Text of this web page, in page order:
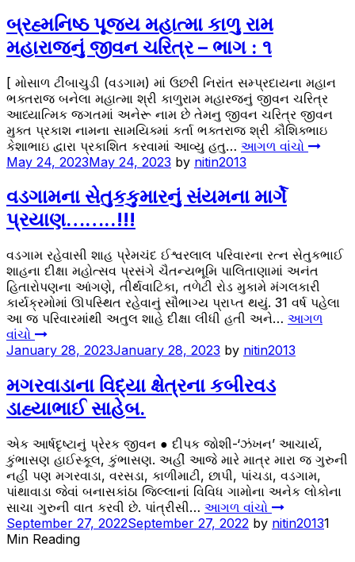
બ્રહ્મનિષ્ઠ પૂજ્ય મહાત્મા કાળુ રામ
મહારાજનું જીવન ચરિત્ર – ભાગ : ૧
[ મોસાળ ટીંબાચુડી (વડગામ) માં ઉછરી નિરાંત સમ્પ્રદાયના મહાન
ભક્તરાજ બનેલા મહાત્મા શ્રી કાળુરામ મહારજનું જીવન ચરિત્ર
આધ્યાત્મિક જગતમાં અનેરૂ નામ છે તેમનુ જીવન ચરિત્ર જીવન
મુક્ત પ્રકાશ નામના સામયિક્માં કર્તા ભક્તરાજ શ્રી કૌશિક્ભાઇ
કેશાભાઇ દ્વારા પ્રકાશિત કરવામાં આવ્યુ હતુ… આગળ વાંચો
May 24, 2023May 24, 2023 by nitin2013
વડગામના સેતુકકુમારનું સંયમના માર્ગે
પ્રયાણ……..!!!
વડગામ રહેવાસી શાહ પ્રેમચંદ ઈશ્વરલાલ પરિવારના રત્ન સેતુકભાઈ
શાહના દીક્ષા મહોત્સવ પ્રસંગે ચૈતન્યભૂમિ પાલિતાણામાં અનંત
હિતારોપણના આંગણે, તીર્થવાટિકા, તળેટી રોડ મુકામે મંગલકારી
કાર્યક્રમોમાં ઊપસ્થિત રહેવાનું સૌભાગ્ય પ્રાપ્ત થયું. 31 વર્ષ પહેલા
આ જ પરિવારમાંથી અતુલ શાહે દીક્ષા લીધી હતી અને… આગળ
વાંચો
January 28, 2023January 28, 2023 by nitin2013
મગરવાડાના વિદ્યા ક્ષેત્રના કબીરવડ
ડાહ્યાભાઈ સાહેબ.
એક આર્ષદૃષ્ટાનું પ્રેરક જીવન ● દીપક જોશી-‘ઝંખન’ આચાર્ય,
કુંભાસણ હાઈસ્કૂલ, કુંભાસણ. અહીં આજે મારે માત્ર મારા જ ગુરુની
નહીં પણ મગરવાડા, વરસડા, કાળીમાટી, છાપી, પાંચડા, વડગામ,
પાંથાવાડા જેવાં બનાસકાંઠા જિલ્લાનાં વિવિધ ગામોના અનેક લોકોના
સાચા ગુરુની વાત કરવી છે. પાંત્રીસી… આગળ વાંચો
September 27, 2022September 27, 2022 by nitin20131
Min Reading